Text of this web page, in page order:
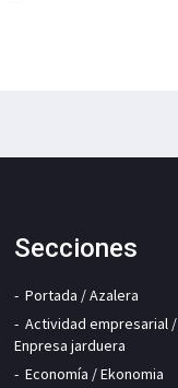
Secciones
Portada / Azalera
Actividad empresarial /
Enpresa jarduera
Economía / Ekonomia